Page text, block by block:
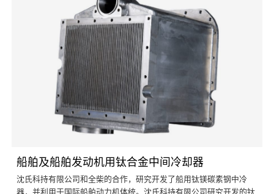
船舶及船舶发动机用钛合金中间冷却器
沈氏科持有限公司和全柴的合作，研究开发了船用钛镁碳素钢中冷
器，并利用于国际船舶动力机体统。沈氏科持有限公司研究开发的钛